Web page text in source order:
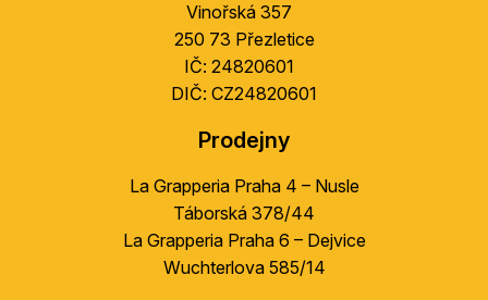
Vinořská 357
250 73 Přezletice
IČ: 24820601
DIČ: CZ24820601
Prodejny
La Grapperia Praha 4 – Nusle
Táborská 378/44
La Grapperia Praha 6 – Dejvice
Wuchterlova 585/14